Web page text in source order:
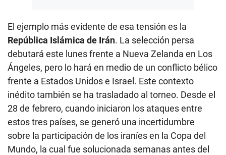
El ejemplo más evidente de esa tensión es la
República Islámica de Irán. La selección persa
debutará este lunes frente a Nueva Zelanda en Los
Ángeles, pero lo hará en medio de un conflicto bélico
frente a Estados Unidos e Israel. Este contexto
inédito también se ha trasladado al torneo. Desde el
28 de febrero, cuando iniciaron los ataques entre
estos tres países, se generó una incertidumbre
sobre la participación de los iraníes en la Copa del
Mundo, la cual fue solucionada semanas antes del